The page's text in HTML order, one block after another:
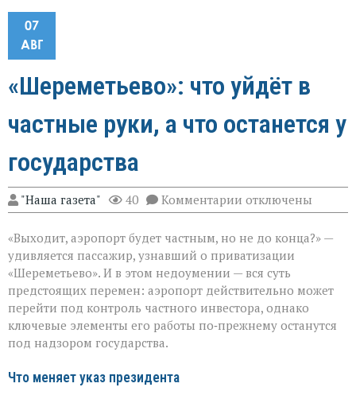
07
АВГ
«Шереметьево»: что уйдёт в
частные руки, а что останется у
государства
"Наша газета" 40 Комментарии к
записи
что
уйдёт
частные
руки,
а
что
останется
отключены
«Выходит, аэропорт будет частным, но не до конца?» —
удивляется пассажир, узнавший о приватизации
«Шереметьево». И в этом недоумении — вся суть
предстоящих перемен: аэропорт действительно может
перейти под контроль частного инвестора, однако
ключевые элементы его работы по‑прежнему останутся
под надзором государства.
Что меняет указ президента